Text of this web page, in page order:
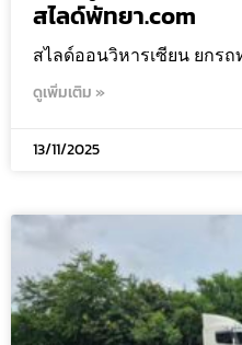
สไลด์พัทยา.com
สไลด์ออนวิหารเซียน ยกร
ดูเพิ่มเติม »
13/11/2025